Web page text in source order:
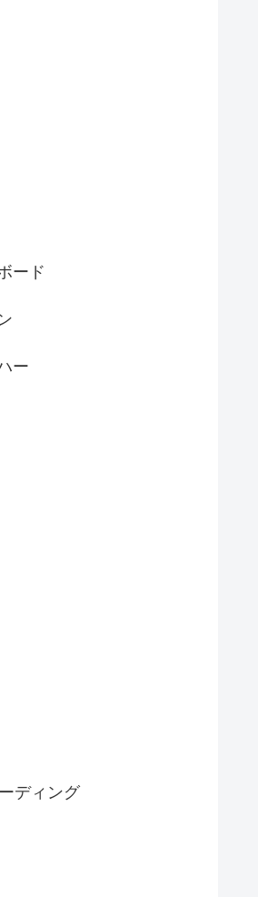
ード
ー
ディング